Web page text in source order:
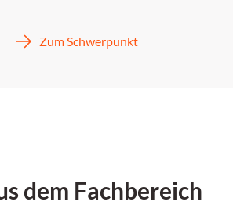
Zum Schwerpunkt
dem Fachbereich